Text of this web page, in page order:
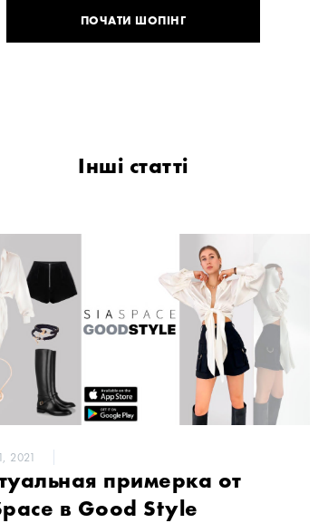
ПОЧАТИ ШОПІНГ
Інші статті
2021
примерка от
в Good Style